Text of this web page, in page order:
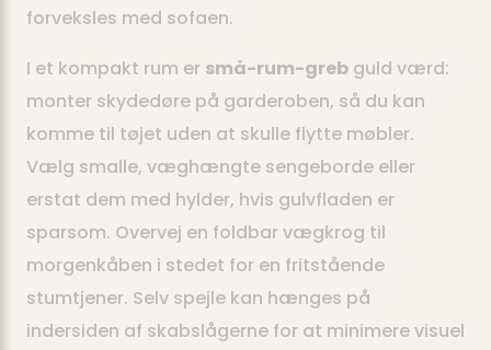
forveksles med sofaen.
I et kompakt rum er små-rum-greb guld værd:
monter skydedøre på garderoben, så du kan
komme til tøjet uden at skulle flytte møbler.
Vælg smalle, væghængte sengeborde eller
erstat dem med hylder, hvis gulvfladen er
sparsom. Overvej en foldbar vægkrog til
morgenkåben i stedet for en fritstående
stumtjener. Selv spejle kan hænges på
indersiden af skabslågerne for at minimere visuel